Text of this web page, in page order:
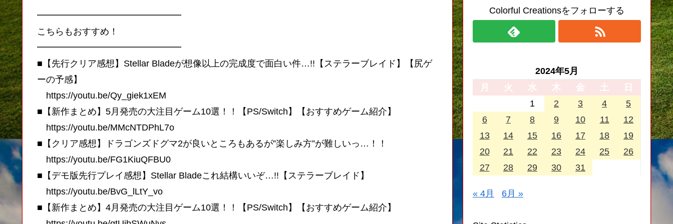
━━━━━━━━━━━━━━━━
こちらもおすすめ！
━━━━━━━━━━━━━━━━
■【先行クリア感想】Stellar Bladeが想像以上の完成度で面白い件…!!【ステラーブレイド】【尻ゲ
ーの予感】
https://youtu.be/Qy_giek1xEM
■【新作まとめ】5月発売の大注目ゲーム10選！！【PS/Switch】【おすすめゲーム紹介】
https://youtu.be/MMcNTDPhL7o
■【クリア感想】ドラゴンズドグマ2が良いところもあるが”楽しみ方”が難しいっ…！！
https://youtu.be/FG1KiuQFBU0
■【デモ版先行プレイ感想】Stellar Bladeこれ結構いいぞ…!!【ステラーブレイド】
https://youtu.be/BvG_lLtY_vo
■【新作まとめ】4月発売の大注目ゲーム10選！！【PS/Switch】【おすすめゲーム紹介】
Colorful Creationsをフォローする
2024年5月
月
火 水 木 金 土
日
1
2 3 4
5
6
7 8 9 10 11
12
13
14 15 16 17 18
19
20
21 22 23 24 25
26
27
28 29 30 31
« 4月 6月 »